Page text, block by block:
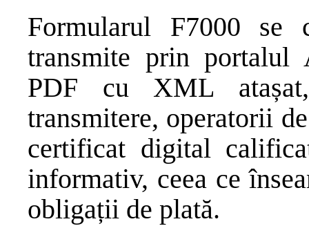
Formularul F7000 se
transmite prin
PDF cu XML
transmitere, operatorii
certificat digital
informativ, ceea ce
obligații de plată.